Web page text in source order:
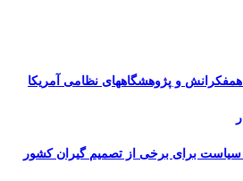
و پژوهشگاههای نظامی آمریکا
برای برخی از تصمیم گیران کشور